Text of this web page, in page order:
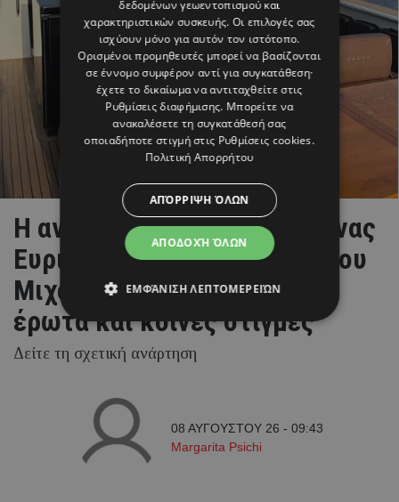
Η ανάρτηση της Kωνσταντίνας
Ευριπίδου για τα γενέθλια του
Μιχόπουλου είναι γεμάτη
έρωτα και κοινές στιγμές
Δείτε τη σχετική ανάρτηση
08 ΑΥΓΟΥΣΤΟΥ 26 - 09:43
Margarita Psichi
δεδομένων γεωεντοπισμού και
χαρακτηριστικών συσκευής. Οι επιλογές σας
ισχύουν μόνο για αυτόν τον ιστότοπο.
Ορισμένοι προμηθευτές μπορεί να βασίζονται
σε έννομο συμφέρον αντί για συγκατάθεση·
έχετε το δικαίωμα να αντιταχθείτε στις
Ρυθμίσεις διαφήμισης. Μπορείτε να
ανακαλέσετε τη συγκατάθεσή σας
οποιαδήποτε στιγμή στις Ρυθμίσεις cookies.
Πολιτική Απορρήτου
ΑΠΟΔΟΧΉ ΌΛΩΝ
ΑΠΌΡΡΙΨΗ ΌΛΩΝ
ΕΜΦΆΝΙΣΗ ΛΕΠΤΟΜΕΡΕΙΏΝ